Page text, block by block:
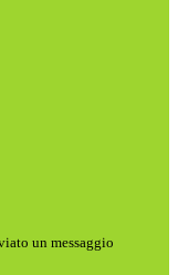
un messaggio